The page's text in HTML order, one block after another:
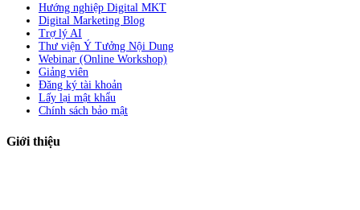
Hướng nghiệp Digital MKT
Digital Marketing Blog
Trợ lý AI
Thư viện Ý Tưởng Nội Dung
Webinar (Online Workshop)
Giảng viên
Đăng ký tài khoản
Lấy lại mật khẩu
Chính sách bảo mật
Giới thiệu